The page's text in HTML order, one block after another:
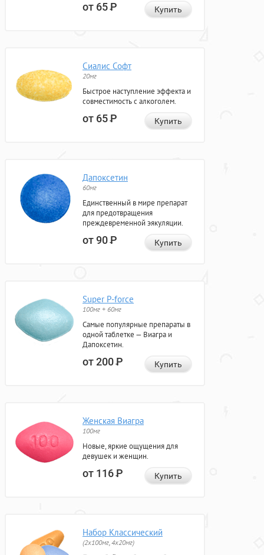
от 65Р Купить
Сиалис Софт
20мг
Быстрое наступление эффекта и
совместимость с алкоголем.
от 65Р Купить
Дапоксетин
60мг
Единственный в мире препарат
для предотвращения
преждевременной эякуляции.
от 90Р Купить
Super P-force
100мг + 60мг
Самые популярные препараты в
одной таблетке — Виагра и
Дапоксетин.
от 200Р Купить
Женская Виагра
100мг
Новые, яркие ощущения для
девушек и женщин.
от 116Р Купить
Набор Классический
(2x100мг, 4x20мг)